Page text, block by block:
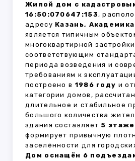
Жилой дом с
16:50:070647:153,
адресу Казань,
является типичным
многоквартирной
соответствующим
периода возведения и
требованиям к
построено в 1986 году и
категории домов,
длительное и стабильное
большого количества
здания составляет 5
формирует привычную
заселённости для
Дом оснащён 6